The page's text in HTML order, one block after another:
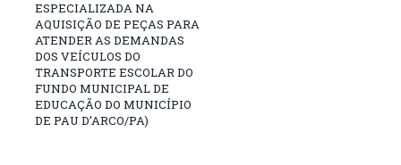
ESPECIALIZADA NA
AQUISIÇÃO DE PEÇAS PARA
ATENDER AS DEMANDAS
DOS VEÍCULOS DO
TRANSPORTE ESCOLAR DO
FUNDO MUNICIPAL DE
EDUCAÇÃO DO MUNICÍPIO
DE PAU D’ARCO/PA)